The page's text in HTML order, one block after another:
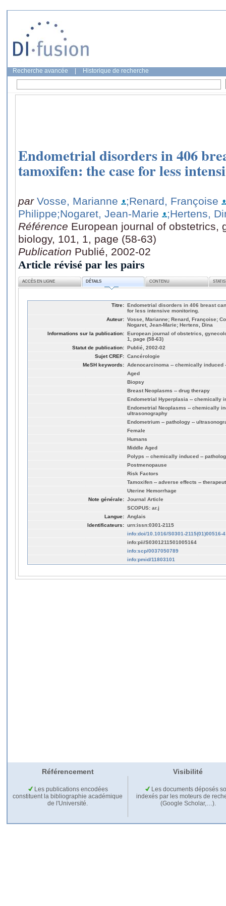
Recherche avancée Historique de recherche
Endometrial disorders in 406
tamoxifen: the case for less
par Vosse, Marianne
;Renard, Françoise
Philippe;Nogaret, Jean-Marie
;Hertens,
Référence European journal of obstetrics,
biology, 101, 1, page (58-63)
Publication Publié, 2002-02
Article révisé par les pairs
ACCÈS EN LIGNE DÉTAILS CONTENU
Titre: Endometrial disorders in 406 breast
for less intensive monitoring.
Auteur: Vosse, Marianne; Renard, Françoise;
Nogaret, Jean-Marie; Hertens, Dina
Informations sur la publication: European journal of obstetrics,
1, page (58-63)
Statut de publication: Publié, 2002-02
Sujet CREF: Cancérologie
MeSH keywords: Adenocarcinoma -- chemically induced
Aged
Biopsy
Breast Neoplasms -- drug therapy
Endometrial Hyperplasia -- chemically
Endometrial Neoplasms -- chemically
ultrasonography
Endometrium -- pathology --
Female
Humans
Middle Aged
Polyps -- chemically induced --
Postmenopause
Risk Factors
Tamoxifen -- adverse effects --
Uterine Hemorrhage
Note générale: Journal Article
SCOPUS: ar.j
Langue: Anglais
Identificateurs: urn:issn:0301-2115
info:doi/10.1016/S0301-2115(01)00516-4
info:pii/S0301211501005164
info:scp/0037050789
info:pmid/11803101
Référencement Visibilité
Les publications encodées
constituent la bibliographie académique
de l'Université.
Les documents déposés
indexés par les moteurs de
(Google Scholar,…).